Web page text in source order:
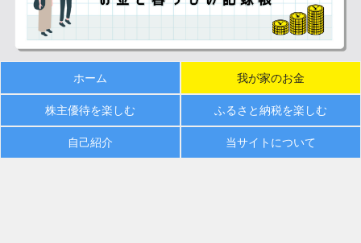
ホーム 我が家のお金
株主優待を楽しむ ふるさと納税を楽しむ
自己紹介 当サイトについて